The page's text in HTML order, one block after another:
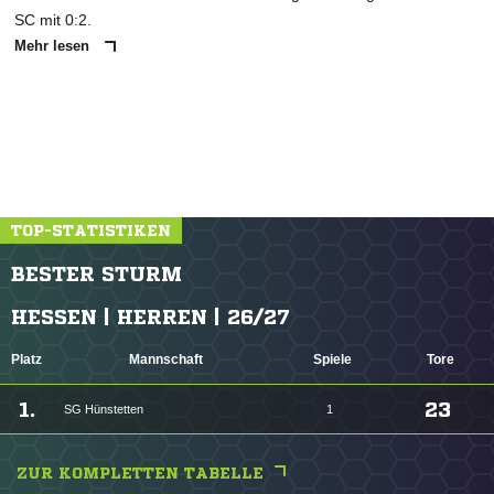
SC mit 0:2.
Mehr lesen
TOP-STATISTIKEN
BESTER STURM
HESSEN | HERREN | 26/27
Platz Mannschaft Spiele Tore
1. SG Hünstetten 1 23
ZUR KOMPLETTEN TABELLE